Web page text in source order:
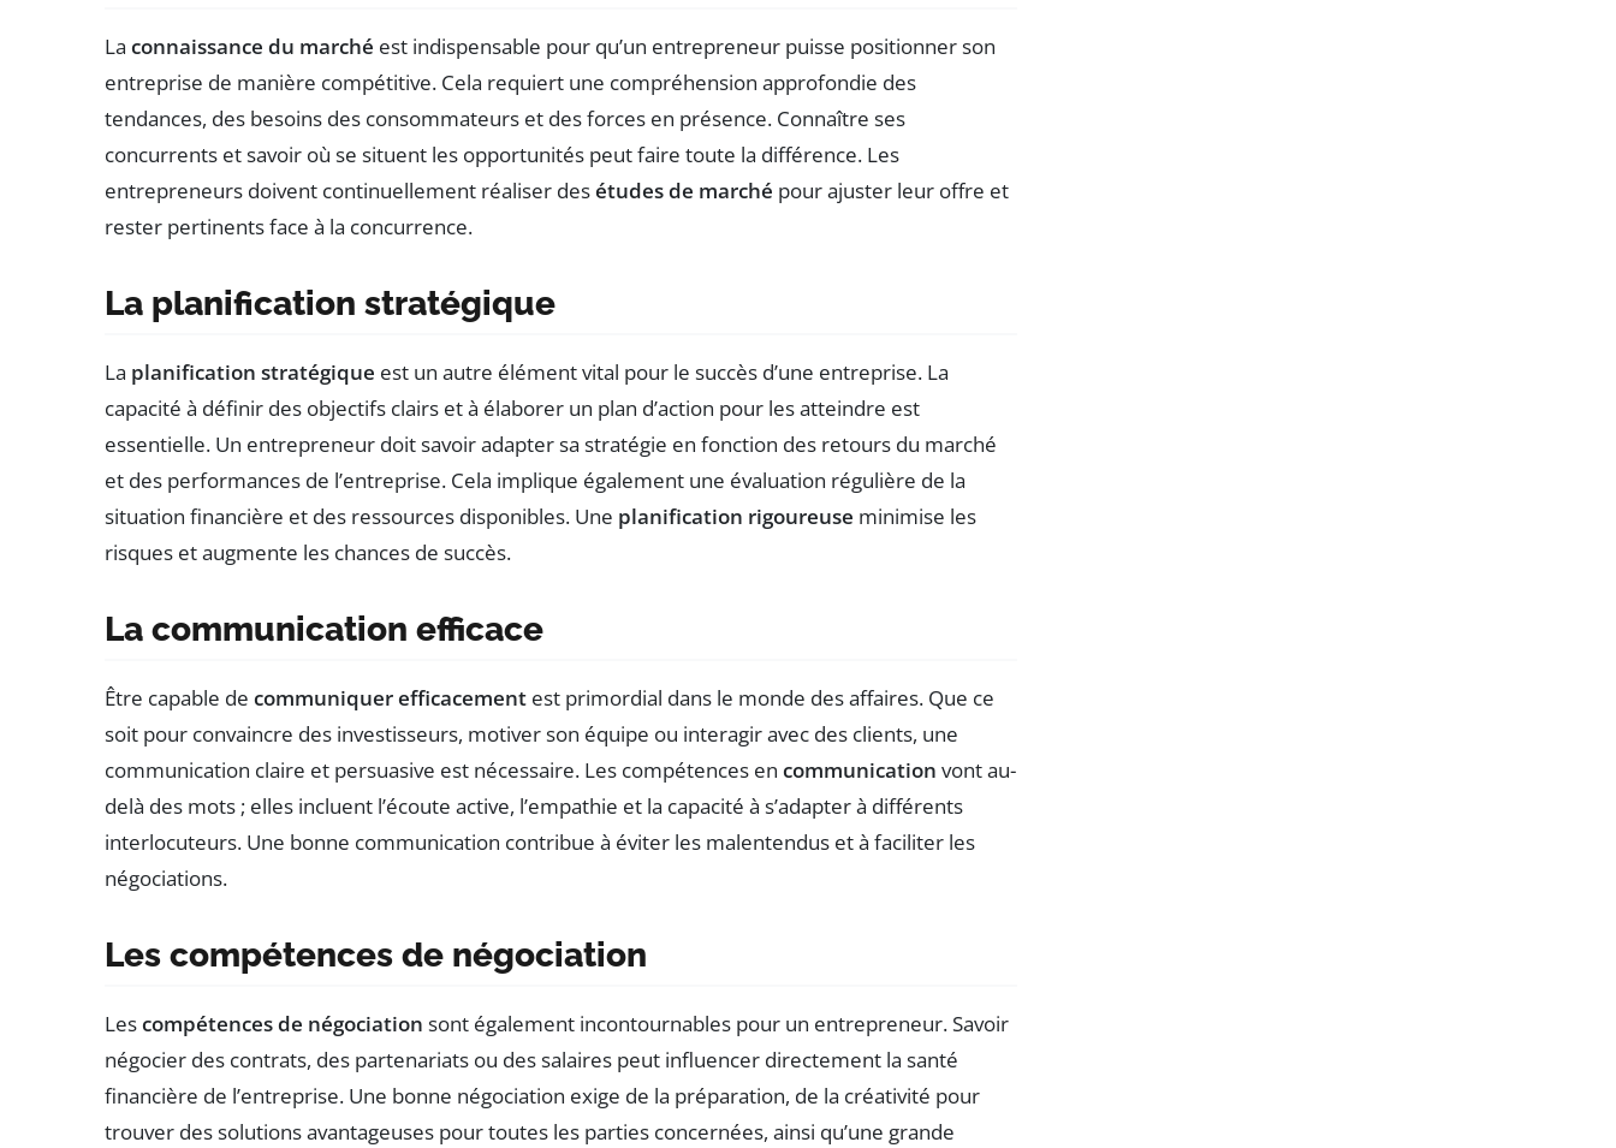
La connaissance du marché est indispensable pour qu’un entrepreneur puisse positionner son
entreprise de manière compétitive. Cela requiert une compréhension approfondie des
tendances, des besoins des consommateurs et des forces en présence. Connaître ses
concurrents et savoir où se situent les opportunités peut faire toute la différence. Les
entrepreneurs doivent continuellement réaliser desétudes de marché pour ajuster leur offre et
rester pertinents face à la concurrence.
La planification stratégique
La planification stratégique est un autre élément vital pour le succès d’une entreprise. La
capacité à définir des objectifs clairs et à élaborer un plan d’action pour les atteindre est
essentielle. Un entrepreneur doit savoir adapter sa stratégie en fonction des retours du marché
et des performances de l’entreprise. Cela implique également une évaluation régulière de la
situation financière et des ressources disponibles. Une planification rigoureuse minimise les
risques et augmente les chances de succès.
La communication efficace
Être capable de communiquer efficacement est primordial dans le monde des affaires. Que ce
soit pour convaincre des investisseurs, motiver son équipe ou interagir avec des clients, une
communication claire et persuasive est nécessaire. Les compétences en communication vont au-
delà des mots ; elles incluent l’écoute active, l’empathie et la capacité à s’adapter à différents
interlocuteurs. Une bonne communication contribue à éviter les malentendus et à faciliter les
négociations.
Les compétences de négociation
Lescompétences de négociation sont également incontournables pour un entrepreneur. Savoir
négocier des contrats, des partenariats ou des salaires peut influencer directement la santé
financière de l’entreprise. Une bonne négociation exige de la préparation, de la créativité pour
trouver des solutions avantageuses pour toutes les parties concernées, ainsi qu’une grande